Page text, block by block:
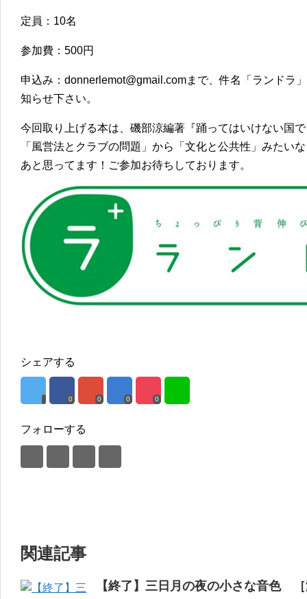
定員：10名
参加費：500円
申込み：donnerlemot@gmail.comまで、件名「ランドラ
知らせ下さい。
今回取り上げる本は、磯部涼編著『踊ってはいけない国
「風営法とクラブの問題」から「文化と公共性」みたい
あと思ってます！ご参加お待ちしております。
シェアする
0 0 0 0
フォローする
関連記事
【終了】三日月の夜の小さな音色